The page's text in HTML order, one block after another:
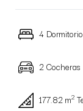
4
2 Cocheras
177.82 m2